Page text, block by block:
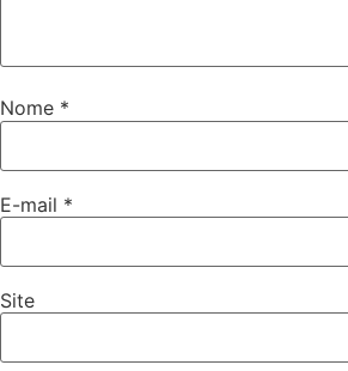
Nome *
E-mail *
Site